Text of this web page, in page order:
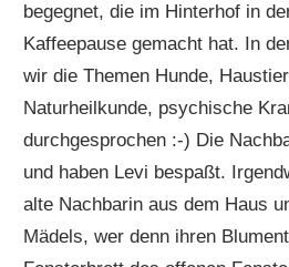
begegnet, die im Hinterhof in
Kaffeepause gemacht hat. In
wir die Themen Hunde,
Naturheilkunde, psychische
durchgesprochen :-) Die
und haben Levi bespaßt.
alte Nachbarin aus dem Haus
Mädels, wer denn ihren